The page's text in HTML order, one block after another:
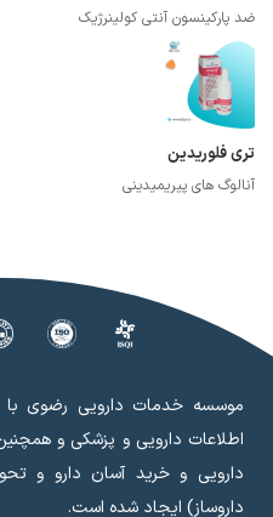
ضد پارکینسون آنتی کولینرژیک
تری فلوریدین
آنالوگ های پیریمیدینی
موسسه خدمات دارویی رضوی با
اطلاعات دارویی و پزشکی و
دارویی و خرید آسان دارو و
داروساز) ایجاد شده است.